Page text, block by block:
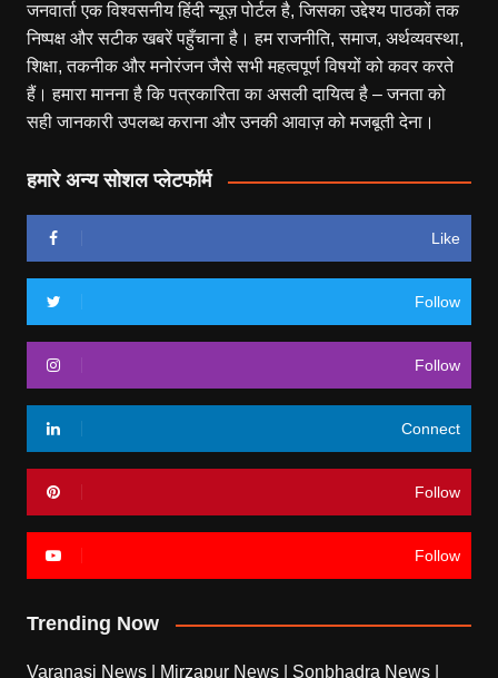
जनवार्ता एक विश्वसनीय हिंदी न्यूज़ पोर्टल है, जिसका उद्देश्य पाठकों तक
निष्पक्ष और सटीक खबरें पहुँचाना है। हम राजनीति, समाज, अर्थव्यवस्था,
शिक्षा, तकनीक और मनोरंजन जैसे सभी महत्वपूर्ण विषयों को कवर करते
हैं। हमारा मानना है कि पत्रकारिता का असली दायित्व है – जनता को
सही जानकारी उपलब्ध कराना और उनकी आवाज़ को मजबूती देना।
हमारे अन्य सोशल प्लेटफॉर्म
Like
Follow
Follow
Connect
Follow
Follow
Trending Now
Varanasi News Mirzapur News Sonbhadra News